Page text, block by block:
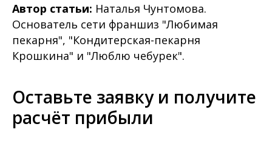
Автор статьи: Наталья Чунтомова.
Основатель сети франшиз "Любимая
пекарня", "Кондитерская-пекарня
Крошкина" и "Люблю чебурек".
Оставьте заявку и получите
расчёт прибыли